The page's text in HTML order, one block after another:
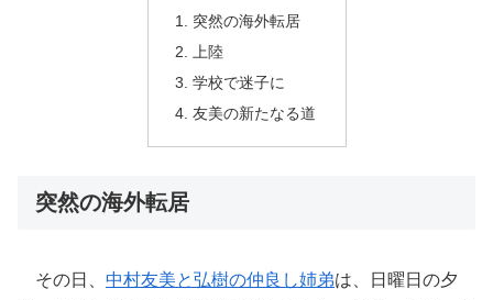
突然の海外転居
上陸
学校で迷子に
友美の新たなる道
突然の海外転居
その日、 中村友美と弘樹の仲良し姉弟は、日曜日の夕